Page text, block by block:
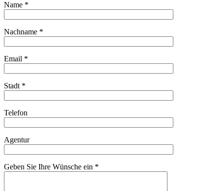
Name *
Nachname *
Email *
Stadt *
Telefon
Agentur
Geben Sie Ihre Wünsche ein *